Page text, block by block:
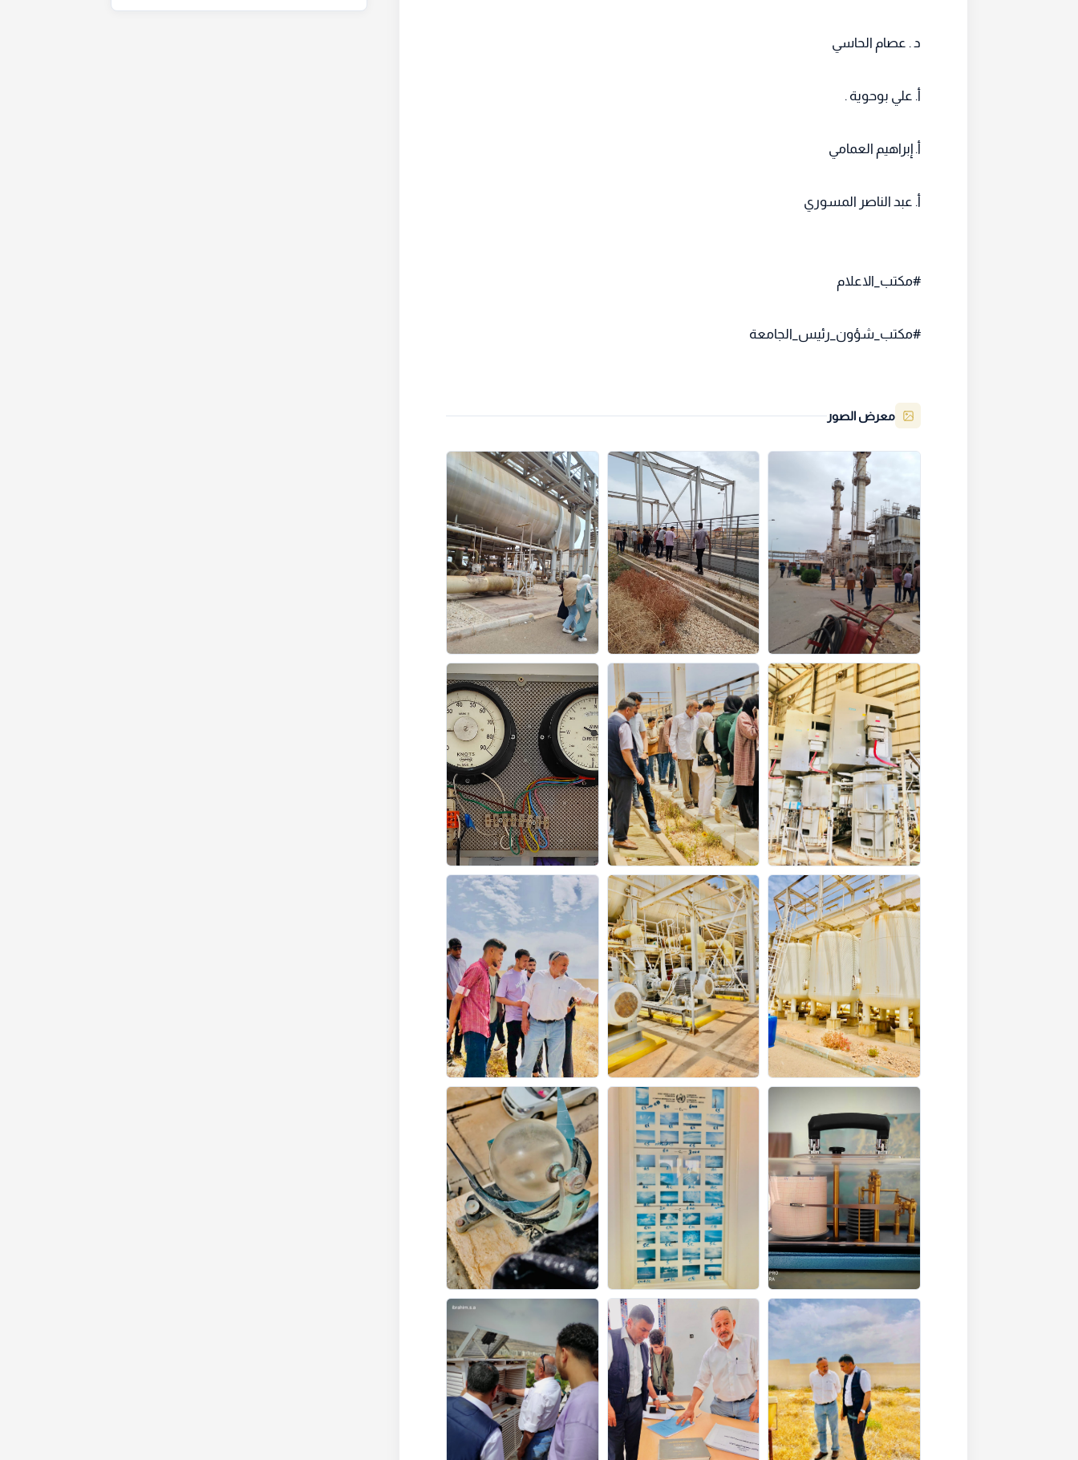
د . عصام الحاسي
أ. علي بوحوية .
أ. إبراهيم العمامي
أ. عبد الناصر المسوري
#مكتب_الاعلام
#مكتب_شؤون_رئيس_الجامعة
معرض الصور